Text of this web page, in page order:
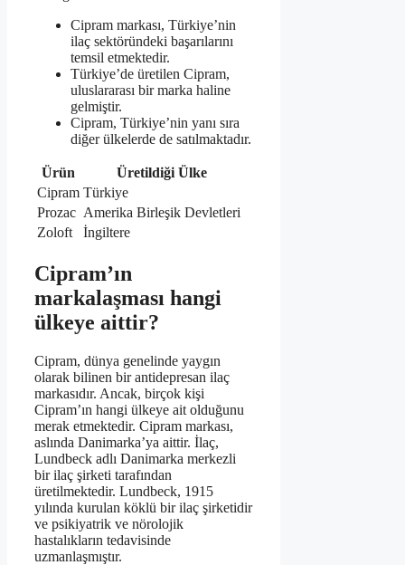
Cipram markası, Türkiye’nin
ilaç sektöründeki başarılarını
temsil etmektedir.
Türkiye’de üretilen Cipram,
uluslararası bir marka haline
gelmiştir.
Cipram, Türkiye’nin yanı sıra
diğer ülkelerde de satılmaktadır.
Ürün
Üretildiği Ülke
Cipram Türkiye
Prozac Amerika Birleşik Devletleri
Zoloft
İngiltere
Cipram’ın
markalaşması hangi
ülkeye aittir?
Cipram, dünya genelinde yaygın
olarak bilinen bir antidepresan ilaç
markasıdır. Ancak, birçok kişi
Cipram’ın hangi ülkeye ait olduğunu
merak etmektedir. Cipram markası,
aslında Danimarka’ya aittir. İlaç,
Lundbeck adlı Danimarka merkezli
bir ilaç şirketi tarafından
üretilmektedir. Lundbeck, 1915
yılında kurulan köklü bir ilaç şirketidir
ve psikiyatrik ve nörolojik
hastalıkların tedavisinde
uzmanlaşmıştır.